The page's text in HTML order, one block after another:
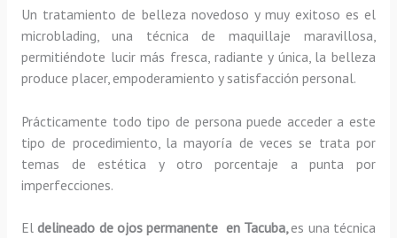
Un tratamiento de belleza novedoso y muy exitoso es el
microblading, una técnica de maquillaje maravillosa,
permitiéndote lucir más fresca, radiante y única, la belleza
produce placer, empoderamiento y satisfacción personal.
Prácticamente todo tipo de persona puede acceder a este
tipo de procedimiento, la mayoría de veces se trata por
temas de estética y otro porcentaje a punta por
imperfecciones.
Eldelineado de ojos permanente en Tacuba,es una técnica